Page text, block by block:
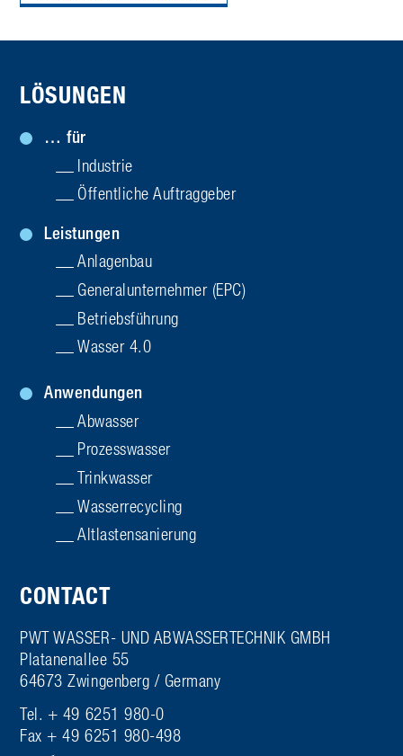
LÖSUNGEN
… für
Industrie
Öffentliche Auftraggeber
Leistungen
Anlagenbau
General­unternehmer (EPC)
Betriebsführung
Wasser 4.0
Anwendungen
Abwasser
Prozesswasser
Trinkwasser
Wasserrecycling
Altlasten­sanierung
CONTACT
PWT WASSER- UND ABWASSERTECHNIK GMBH
Platanenallee 55
64673 Zwingenberg / Germany
Tel. + 49 6251 980-0
Fax + 49 6251 980-498